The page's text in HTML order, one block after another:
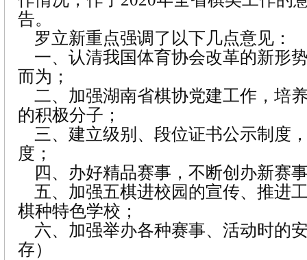
告。
罗立新重点强调了以下几点意见：
一、认清我国体育协会改革的新形
而为；
二、加强湖南省棋协党建工作，培
的积极分子；
三、建立级别、段位证书公示制度
度；
四、办好精品赛事，不断创办新赛
五、加强五棋进校园的宣传、推进
棋种特色学校；
六、加强举办各种赛事、活动时的
存）